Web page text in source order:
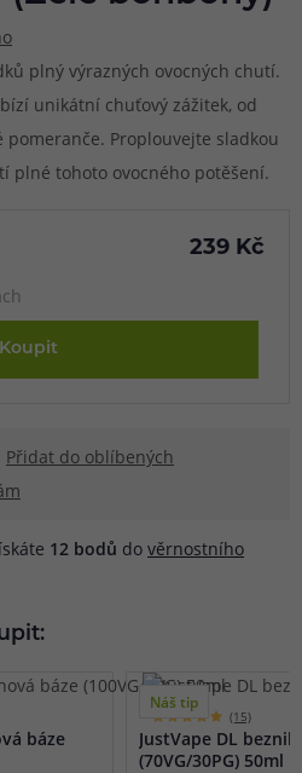
plný výrazných ovocných chutí.
unikátní chuťový zážitek, od
Proplouvejte sladkou
plné tohoto ovocného potěšení.
239 Kč
Koupit
Přidat do oblíbených
12 bodů do věrnostního
báze
Náš tip
(15)
JustVape DL
(70VG/30PG) 50ml